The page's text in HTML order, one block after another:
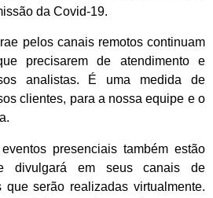
da Covid-19.
pelos canais remotos continuam
precisarem de atendimento e
analistas. É uma medida de
clientes, para a nossa equipe e o
presenciais também estão
divulgará em seus canais de
serão realizadas virtualmente.